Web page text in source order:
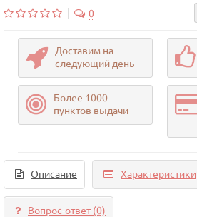
0
Доставим на
следующий день
Более 1000
пунктов выдачи
Описание Характеристики
Вопрос-ответ(0)